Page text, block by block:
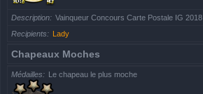
Description
Vainqueur Concours Carte Postale IG 2018
Recipients
Lady
Chapeaux Moches
Médailles Le chapeau le plus moche